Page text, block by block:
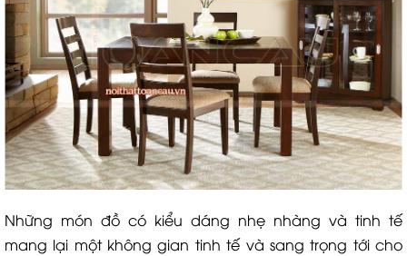
Những món đồ có kiểu dáng nhẹ nhàng và tinh tế
mang lại một không gian tinh tế và sang trọng tới cho